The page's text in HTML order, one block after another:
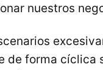
nuestros
de forma cíclica